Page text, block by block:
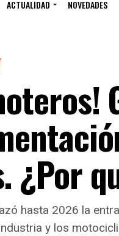
ACTUALIDAD NOVEDADES
¿Por
hasta 2026 la
y los